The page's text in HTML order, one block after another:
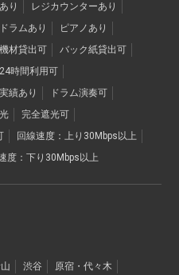
り
レジカウンターあり
ドラムあり
ピアノあり
材貸出可
バック紙貸出可
24時間利用可
績あり
ドラム演奏可
完全遮光可
回線速度：上り30Mbps以上
度：下り30Mbps以上
渋谷
原宿・代々木